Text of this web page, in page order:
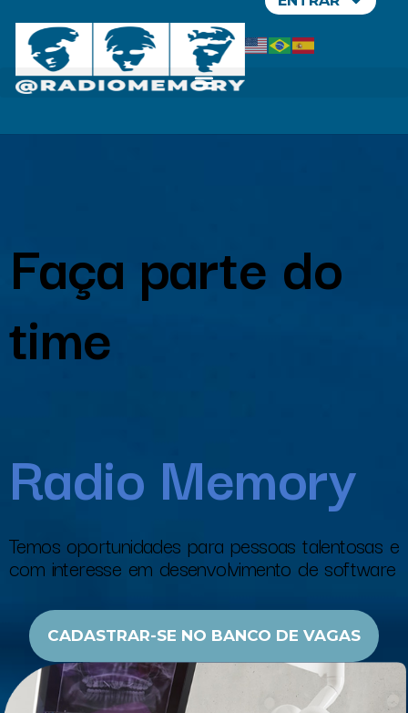
Faça parte do
time
Radio Memory
Temos oportunidades para pessoas talentosas e
com interesse em desenvolvimento de software
CADASTRAR-SE NO BANCO DE VAGAS